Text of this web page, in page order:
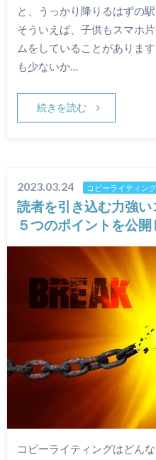
と、うっかり降りるはずの
そういえば、子供もスマホ
ムをしていることがありま
も少ないか…
続きを読む
2023.03.24 コピーライティング
読者を引き込む力強
５つのポイントを公開
コピーライティングはどん